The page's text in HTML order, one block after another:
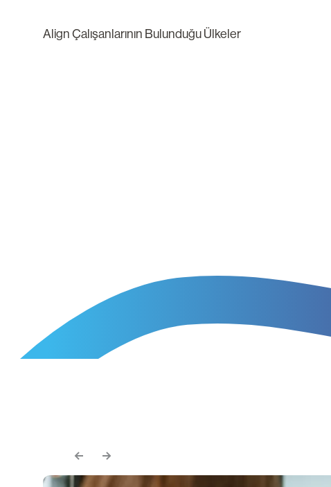
Align Çalışanlarının Bulunduğu Ülkeler